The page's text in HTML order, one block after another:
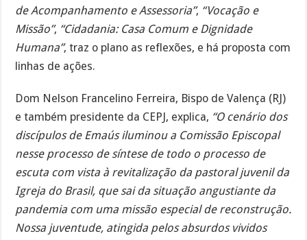
de Acompanhamento e Assessoria”, “Vocação e
Missão”, “Cidadania: Casa Comum e Dignidade
Humana”, traz o plano as reflexões, e há proposta com
linhas de ações.
Dom Nelson Francelino Ferreira, Bispo de Valença (RJ)
e também presidente da CEPJ, explica, “O cenário dos
discípulos de Emaús iluminou a Comissão Episcopal
nesse processo de síntese de todo o processo de
escuta com vista à revitalização da pastoral juvenil da
Igreja do Brasil, que sai da situação angustiante da
pandemia com uma missão especial de reconstrução.
Nossa juventude, atingida pelos absurdos vividos